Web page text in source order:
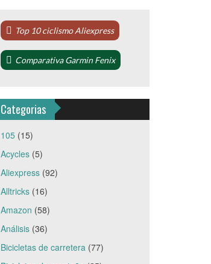
Top 10 ciclismo Aliexpress
Comparativa Garmin Fenix
Categorias
105(15)
Acycles(5)
Aliexpress(92)
Alltricks(16)
Amazon (58)
Análisis(36)
Bicicletas de carretera(77)